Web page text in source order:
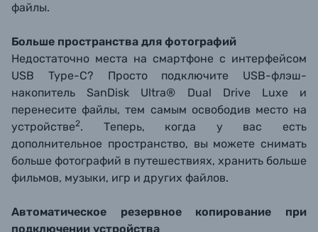
файлы.
Больше пространства для фотографий
Недостаточно места на смартфоне с интерфейсом
USB Type-C? Просто подключите USB-флэш-
накопитель SanDisk Ultra® Dual Drive Luxe и
перенесите файлы, тем самым освободив место на
устройстве2. Теперь, когда у вас есть
дополнительное пространство, вы можете снимать
больше фотографий в путешествиях, хранить больше
фильмов, музыки, игр и других файлов.
Автоматическое резервное копирование при
подключении устройства